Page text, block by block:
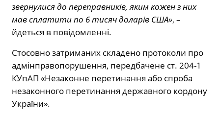
звернулися до переправників, яким кожен з них
мав сплатити по 6 тисяч доларів США», –
йдеться в повідомленні.
Стосовно затриманих складено протоколи про
адмінправопорушення, передбачене ст. 204-1
КУпАП «Незаконне перетинання або спроба
незаконного перетинання державного кордону
України».